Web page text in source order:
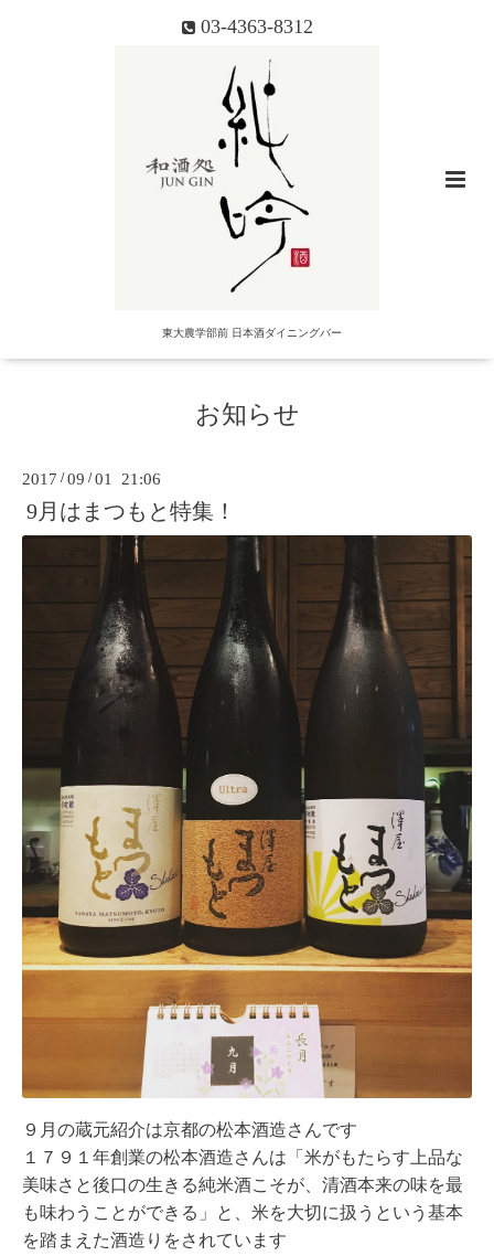
03-4363-8312
東大農学部前 日本酒ダイニングバー
お知らせ
2017 /09 /01 21:06
9月はまつもと特集！
９月の蔵元紹介は京都の松本酒造さんです
１７９１年創業の松本酒造さんは「米がもたらす上品な
美味さと後口の生きる純米酒こそが、清酒本来の味を最
も味わうことができる」と、米を大切に扱うという基本
を踏まえた酒造りをされています